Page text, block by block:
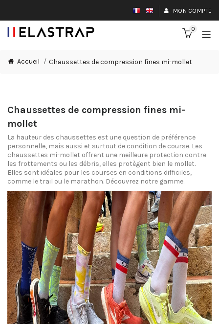
MON COMPTE
0
Accueil Chaussettes de compression fines mi-mollet
Chaussettes de compression fines mi-
mollet
La hauteur des chaussettes est une question de préférence
personnelle, mais aussi et surtout de condition de course. Les
chaussettes mi-mollet offrent une meilleure protection contre
les frottements ou les débris, elles protègent bien le mollet.
Elles sont idéales pour les courses en conditions difficiles,
comme le trail ou le marathon. Découvrez notre gamme.